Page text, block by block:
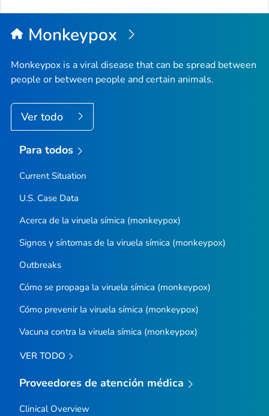
Monkeypox
Monkeypox is a viral disease that can be spread between
people or between people and certain animals.
Ver todo
Para todos
Current Situation
U.S. Case Data
Acerca de la viruela símica (monkeypox)
Signos y síntomas de la viruela símica (monkeypox)
Outbreaks
Cómo se propaga la viruela símica (monkeypox)
Cómo prevenir la viruela símica (monkeypox)
Vacuna contra la viruela símica (monkeypox)
VER TODO
Proveedores de atención médica
Clinical Overview